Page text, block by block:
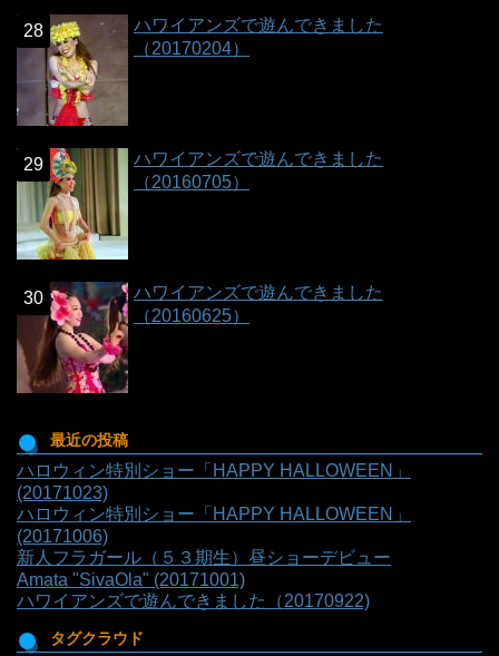
ハワイアンズで遊んできました
（20170204）
ハワイアンズで遊んできました
（20160705）
ハワイアンズで遊んできました
（20160625）
最近の投稿
ハロウィン特別ショー「HAPPY HALLOWEEN」
(20171023)
ハロウィン特別ショー「HAPPY HALLOWEEN」
(20171006)
新人フラガール（５３期生）昼ショーデビュー
Amata "SivaOla" (20171001)
ハワイアンズで遊んできました（20170922)
タグクラウド